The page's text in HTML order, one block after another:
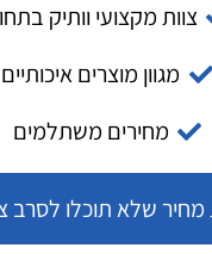
צוות מקצועי וותיק
מגוון מוצרים איכותיים
מחירים משתלמים
שלא תוכלו לסרב